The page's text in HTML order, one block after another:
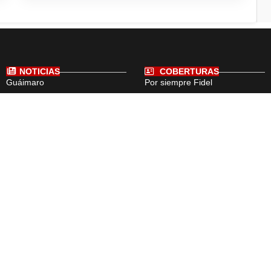
NOTICIAS
Guáimaro
COBERTURAS
Por siempre Fidel